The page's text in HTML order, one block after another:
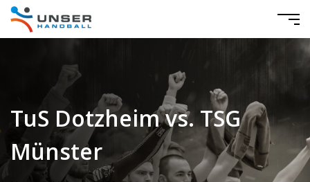
TuS Dotzheim vs. TSG
Münster